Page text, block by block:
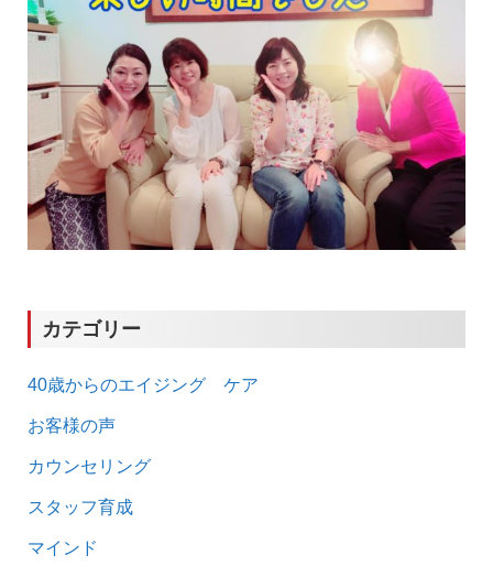
カテゴリー
40歳からのエイジング ケア
お客様の声
カウンセリング
スタッフ育成
マインド